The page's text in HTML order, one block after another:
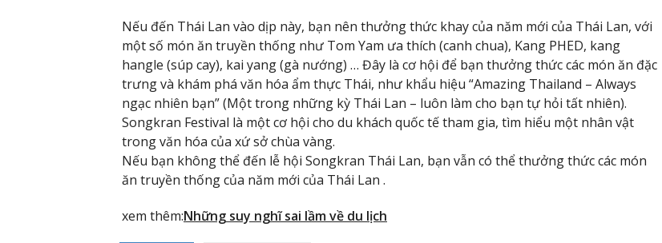
Nếu đến Thái Lan vào dịp này, bạn nên thưởng thức khay của năm mới của Thái Lan, với
một số món ăn truyền thống như Tom Yam ưa thích (canh chua), Kang PHED, kang
hangle (súp cay), kai yang (gà nướng) … Đây là cơ hội để bạn thưởng thức các món ăn đặc
trưng và khám phá văn hóa ẩm thực Thái, như khẩu hiệu “Amazing Thailand – Always
ngạc nhiên bạn” (Một trong những kỳ Thái Lan – luôn làm cho bạn tự hỏi tất nhiên).
Songkran Festival là một cơ hội cho du khách quốc tế tham gia, tìm hiểu một nhân vật
trong văn hóa của xứ sở chùa vàng.
Nếu bạn không thể đến lễ hội Songkran Thái Lan, bạn vẫn có thể thưởng thức các món
ăn truyền thống của năm mới của Thái Lan .
xem thêm:Những suy nghĩ sai lầm về du lịch